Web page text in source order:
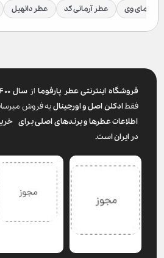
عطر مای وی عطر آرمانی کد عطر دانهیل
فروشگاه اینترنتی عطر پارفوما از سال ۱۴۰۰
فقطادکلن اصل و اورجینالبه فروش
اطلاعات عطرها و برندهای اصلی برای
در ایران است.